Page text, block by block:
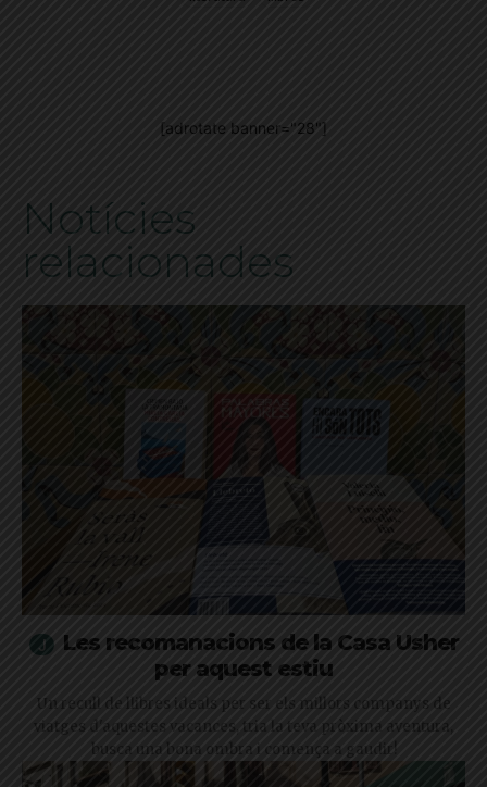
[adrotate banner="28"]
Notícies
relacionades
Les recomanacions de la Casa Usher
per aquest estiu
Un recull de llibres ideals per ser els millors companys de
viatges d'aquestes vacances, tria la teva pròxima aventura,
busca una bona ombra i comença a gaudir!